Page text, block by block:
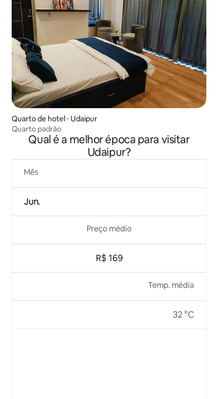
Quarto de hotel ⋅ Udaipur
Quarto padrão
Qual é a melhor época para visitar
Udaipur?
Mês
Jun.
Preço médio
R$ 169
Temp. média
32 °C